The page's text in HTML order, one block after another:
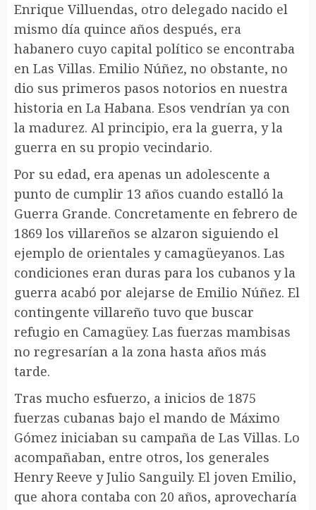
Enrique Villuendas, otro delegado nacido el
mismo día quince años después, era
habanero cuyo capital político se encontraba
en Las Villas. Emilio Núñez, no obstante, no
dio sus primeros pasos notorios en nuestra
historia en La Habana. Esos vendrían ya con
la madurez. Al principio, era la guerra, y la
guerra en su propio vecindario.
Por su edad, era apenas un adolescente a
punto de cumplir 13 años cuando estalló la
Guerra Grande. Concretamente en febrero de
1869 los villareños se alzaron siguiendo el
ejemplo de orientales y camagüeyanos. Las
condiciones eran duras para los cubanos y la
guerra acabó por alejarse de Emilio Núñez. El
contingente villareño tuvo que buscar
refugio en Camagüey. Las fuerzas mambisas
no regresarían a la zona hasta años más
tarde.
Tras mucho esfuerzo, a inicios de 1875
fuerzas cubanas bajo el mando de Máximo
Gómez iniciaban su campaña de Las Villas. Lo
acompañaban, entre otros, los generales
Henry Reeve y Julio Sanguily. El joven Emilio,
que ahora contaba con 20 años, aprovecharía